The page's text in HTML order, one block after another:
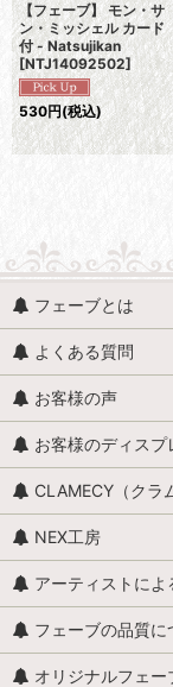
【フェーブ】 モン・サ
ン・ミッシェル カード
付 - Natsujikan
[NTJ14092502]
530円(税込)
フェーブとは
よくある質問
お客様の声
お客様のディスプ
CLAMECY（クラ
NEX工房
アーティストによ
フェーブの品質に
オリジナルフェ